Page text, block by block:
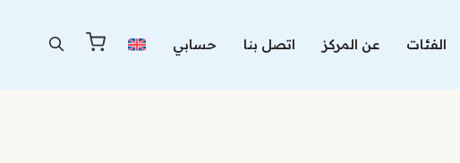
الفئات عن المركز اتصل بنا حسابي